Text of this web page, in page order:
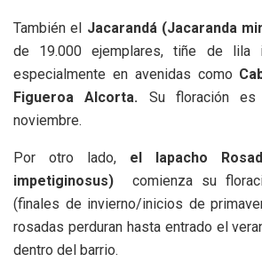
También el Jacarandá (Jacaranda
de 19.000 ejemplares, tiñe de lila
especialmente en avenidas como
Figueroa Alcorta. Su floración
noviembre.
Por otro lado, el lapacho
impetiginosus)
comienza su
(finales de invierno/inicios de
rosadas perduran hasta entrado el
dentro del barrio.